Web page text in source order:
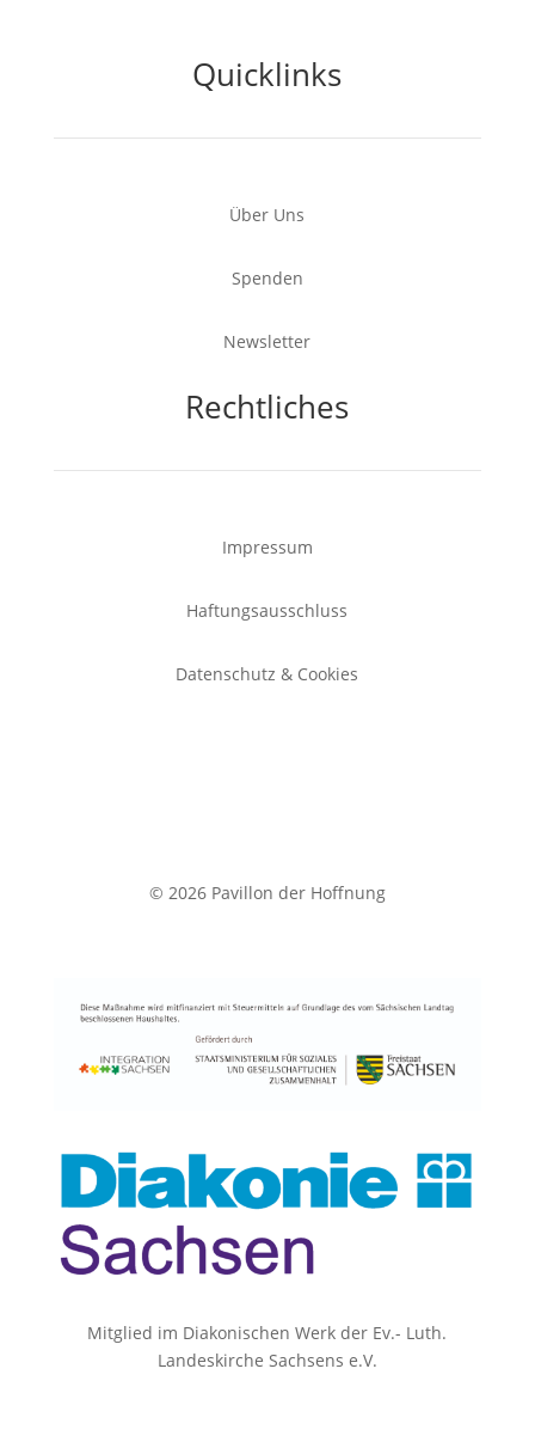
Quicklinks
Über Uns
Spenden
Newsletter
Rechtliches
Impressum
Haftungsausschluss
Datenschutz & Cookies
© 2026 Pavillon der Hoffnung
Mitglied im Diakonischen Werk der Ev.- Luth.
Landeskirche Sachsens e.V.